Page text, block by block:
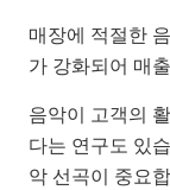
매장에 적절한
가 강화되어 매
음악이 고객의
다는 연구도 있
악 선곡이 중요